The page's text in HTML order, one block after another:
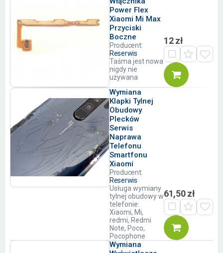
Power Flex
Xiaomi Mi Max
Przyciski
Boczne
Producent:
Reserwis
Taśma jest nowa
nigdy nie
używana
12 zł
Wymiana
Klapki Tylnej
Obudowy
Plecków
Serwis
Naprawa
Telefonu
Smartfonu
Xiaomi
Producent:
Reserwis
Usługa wymiany
tylnej obudowy w
telefonie:
Xiaomi, Mi,
redmi, Redmi
Note, Poco,
Pocophone
61,50 zł
Wymiana